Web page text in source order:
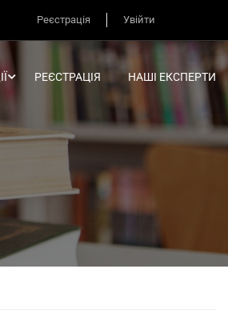
Реєстрація Увійти
РЕЄСТРАЦІЯ НАШІ ЕКСПЕРТИ